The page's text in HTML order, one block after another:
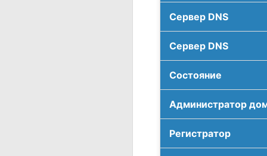
Сервер DNS
Сервер DNS
Соcтояние
Администратор
Регистратор